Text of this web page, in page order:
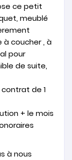
ce petit
meublé
à coucher , à
pour
de suite,
de 1
+ le mois
à nous